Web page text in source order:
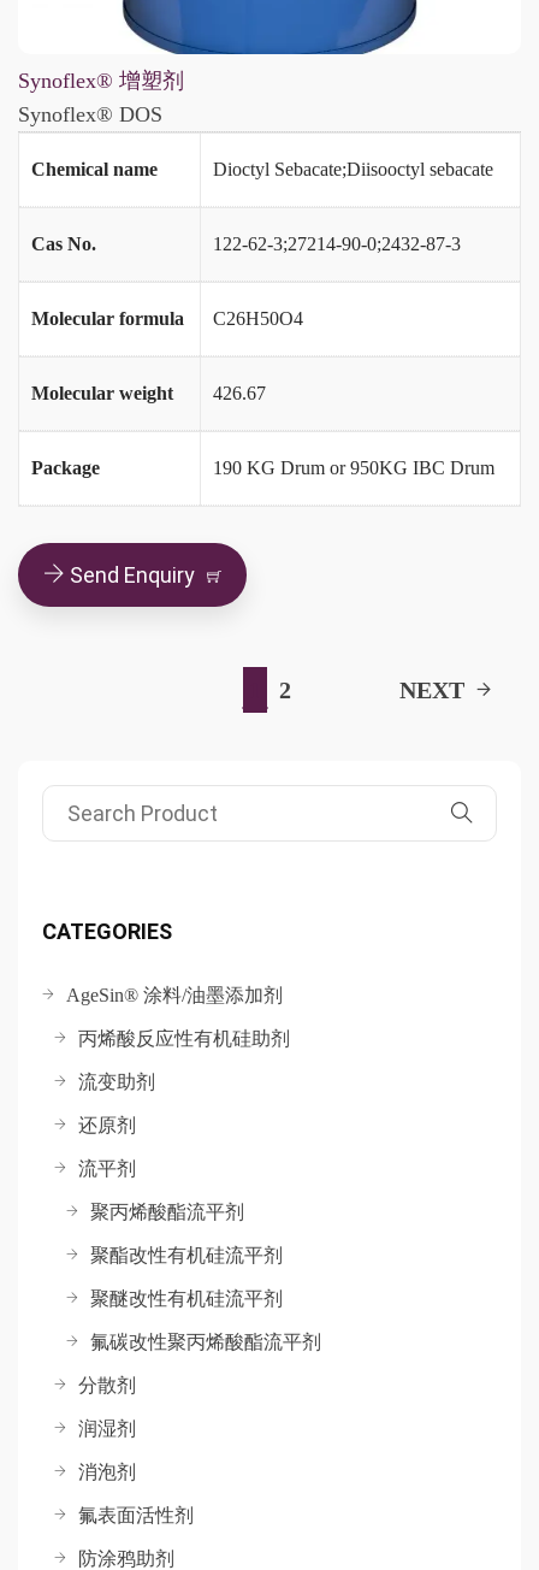
Synoflex® 增塑剂
Synoflex® DOS
Chemical name Dioctyl Sebacate;Diisooctyl sebacate
Cas No. 122-62-3;27214-90-0;2432-87-3
Molecular formula C26H50O4
Molecular weight 426.67
Package 190 KG Drum or 950KG IBC Drum
Send Enquiry
2 NEXT
Search for:
CATEGORIES
AgeSin® 涂料/油墨添加剂
丙烯酸反应性有机硅助剂
流变助剂
还原剂
流平剂
聚丙烯酸酯流平剂
聚酯改性有机硅流平剂
聚醚改性有机硅流平剂
氟碳改性聚丙烯酸酯流平剂
分散剂
润湿剂
消泡剂
氟表面活性剂
防涂鸦助剂